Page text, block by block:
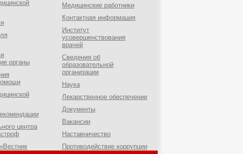
органы
центра
Медицинские работники
Контактная информация
Институт
усовершенствования
врачей
Сведения об
образовательной
организации
Наука
Лекарственное обеспечение
Документы
Вакансии
Наставничество
Противодействие коррупции